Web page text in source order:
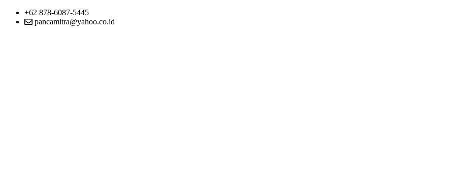
+62 878-6087-5445
pancamitra@yahoo.co.id